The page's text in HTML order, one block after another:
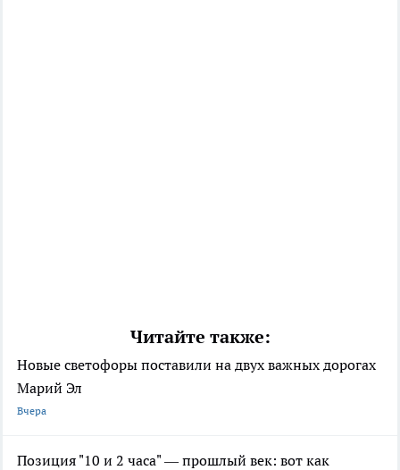
Читайте также:
Новые светофоры поставили на двух важных дорогах
Марий Эл
Вчера
Позиция "10 и 2 часа" — прошлый век: вот как